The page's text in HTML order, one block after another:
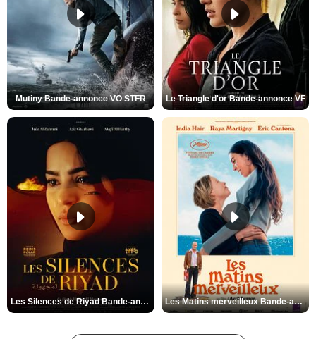
Mutiny Bande-annonce VO STFR Le Triangle d'or Bande-annonce VF
Les Silences de Riyad Bande-annonce VO STFR Les Matins merveilleux Bande-annonce VF